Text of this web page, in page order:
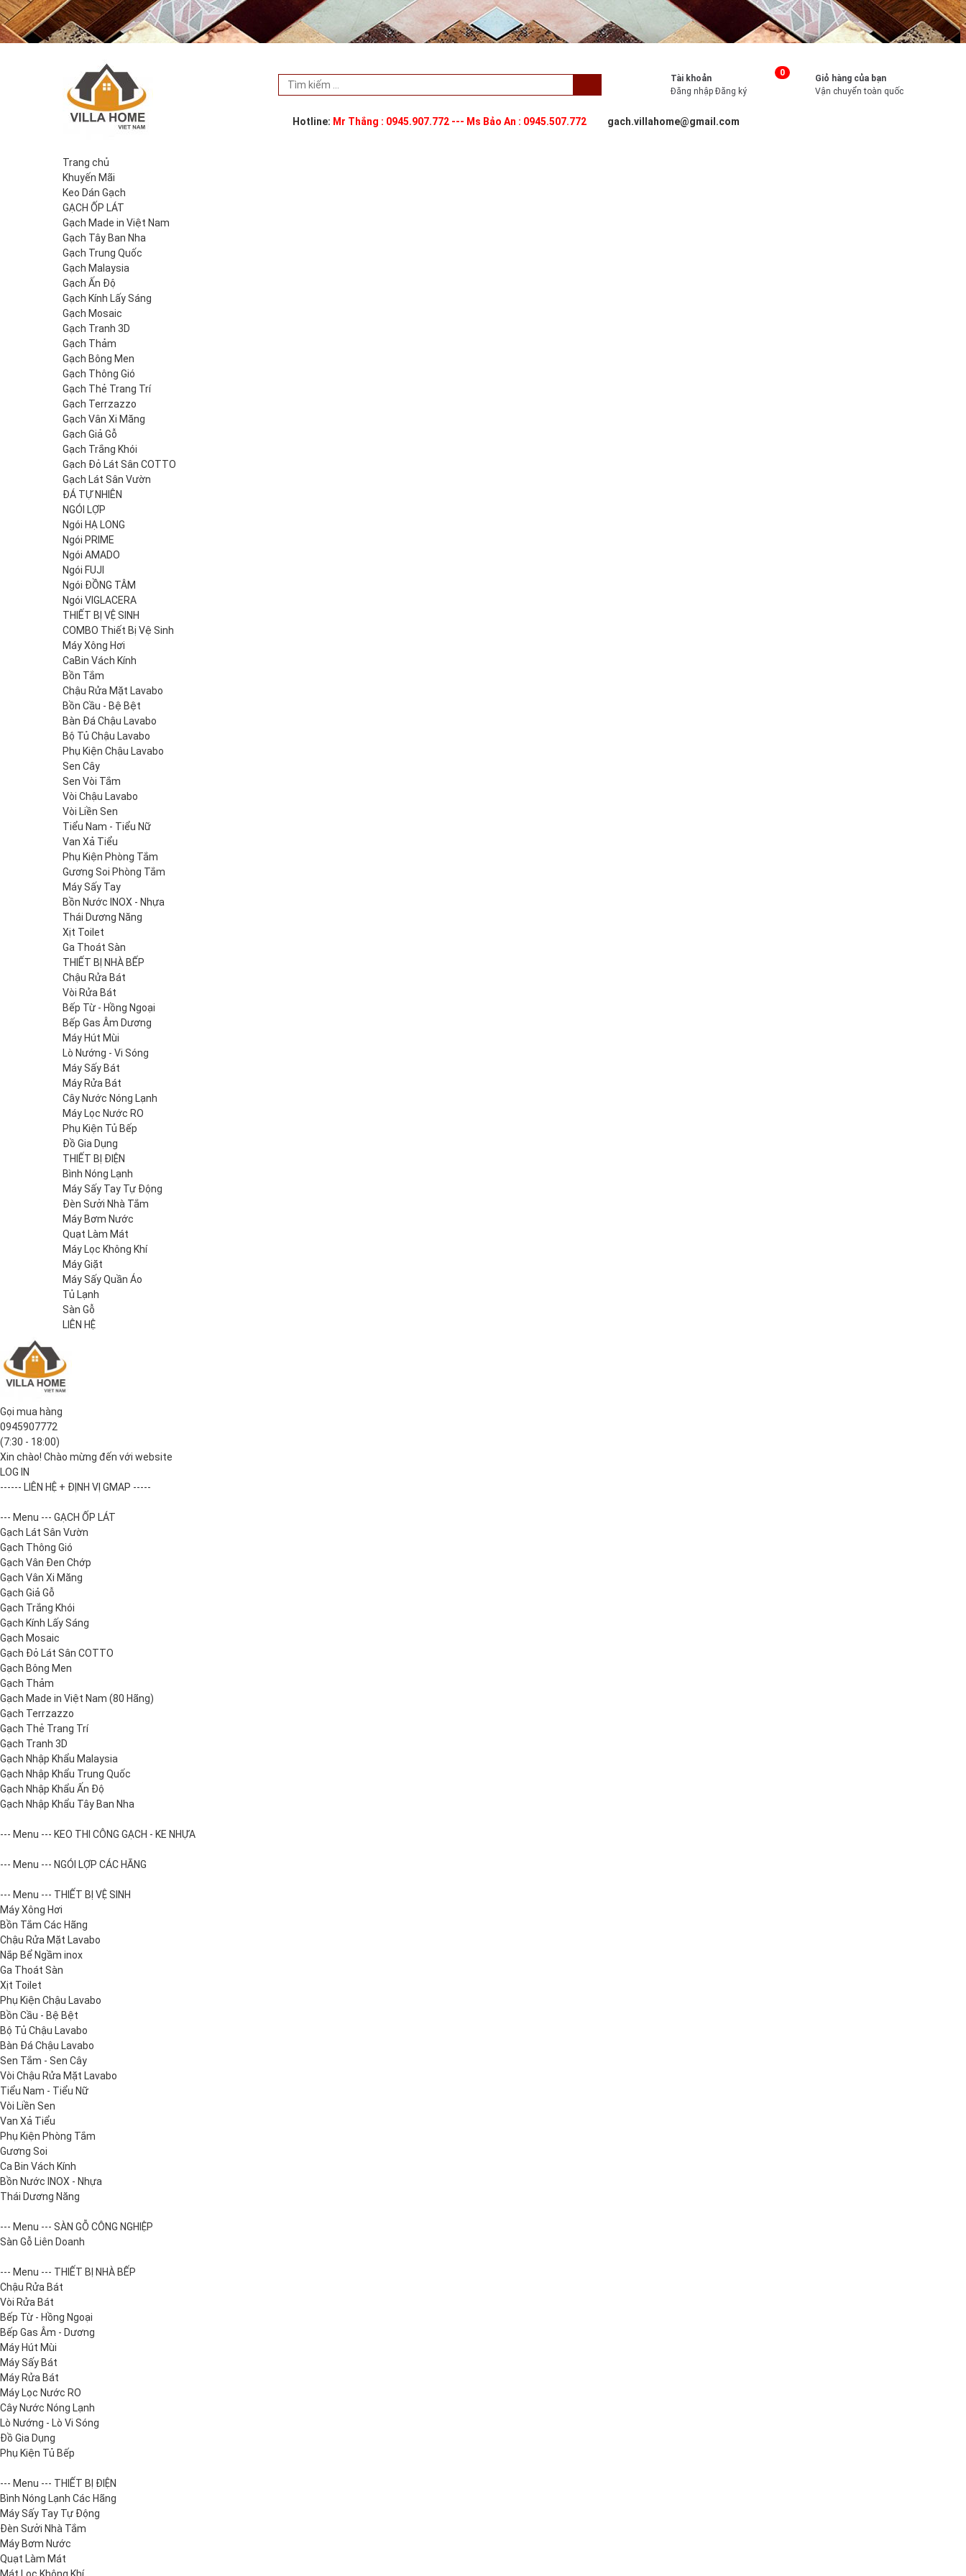
Tài khoản
Đăng nhập Đăng ký
0
Giỏ hàng của bạn
Vận chuyển toàn quốc
Hotline: Mr Thắng : 0945.907.772 --- Ms Bảo An : 0945.507.772 gach.villahome@gmail.com
Trang chủ
Khuyến Mãi
Keo Dán Gạch
GẠCH ỐP LÁT
Gạch Made in Việt Nam
Gạch Tây Ban Nha
Gạch Trung Quốc
Gạch Malaysia
Gạch Ấn Độ
Gạch Kính Lấy Sáng
Gạch Mosaic
Gạch Tranh 3D
Gạch Thảm
Gạch Bông Men
Gạch Thông Gió
Gạch Thẻ Trang Trí
Gạch Terrzazzo
Gạch Vân Xi Măng
Gạch Giả Gỗ
Gạch Trắng Khói
Gạch Đỏ Lát Sân COTTO
Gạch Lát Sân Vườn
ĐÁ TỰ NHIÊN
NGÓI LỢP
Ngói HẠ LONG
Ngói PRIME
Ngói AMADO
Ngói FUJI
Ngói ĐỒNG TÂM
Ngói VIGLACERA
THIẾT BỊ VỆ SINH
COMBO Thiết Bị Vệ Sinh
Máy Xông Hơi
CaBin Vách Kính
Bồn Tắm
Chậu Rửa Mặt Lavabo
Bồn Cầu - Bệ Bệt
Bàn Đá Chậu Lavabo
Bộ Tủ Chậu Lavabo
Phụ Kiện Chậu Lavabo
Sen Cây
Sen Vòi Tắm
Vòi Chậu Lavabo
Vòi Liền Sen
Tiểu Nam - Tiểu Nữ
Van Xả Tiểu
Phụ Kiện Phòng Tắm
Gương Soi Phòng Tắm
Máy Sấy Tay
Bồn Nước INOX - Nhựa
Thái Dương Năng
Xịt Toilet
Ga Thoát Sàn
THIẾT BỊ NHÀ BẾP
Chậu Rửa Bát
Vòi Rửa Bát
Bếp Từ - Hồng Ngoại
Bếp Gas Âm Dương
Máy Hút Mùi
Lò Nướng - Vi Sóng
Máy Sấy Bát
Máy Rửa Bát
Cây Nước Nóng Lạnh
Máy Lọc Nước RO
Phụ Kiện Tủ Bếp
Đồ Gia Dụng
THIẾT BỊ ĐIỆN
Bình Nóng Lạnh
Máy Sấy Tay Tự Động
Đèn Sưởi Nhà Tắm
Máy Bơm Nước
Quạt Làm Mát
Máy Lọc Không Khí
Máy Giặt
Máy Sấy Quần Áo
Tủ Lạnh
Sàn Gỗ
LIÊN HỆ
Gọi mua hàng
0945907772
(7:30 - 18:00)
Xin chào! Chào mừng đến với website
LOG IN
------ LIÊN HỆ + ĐỊNH VỊ GMAP -----
--- Menu --- GẠCH ỐP LÁT
Gạch Lát Sân Vườn
Gạch Thông Gió
Gạch Vân Đen Chớp
Gạch Vân Xi Măng
Gạch Giả Gỗ
Gạch Trắng Khói
Gạch Kính Lấy Sáng
Gạch Mosaic
Gạch Đỏ Lát Sân COTTO
Gạch Bông Men
Gạch Thảm
Gạch Made in Việt Nam (80 Hãng)
Gạch Terrzazzo
Gạch Thẻ Trang Trí
Gạch Tranh 3D
Gạch Nhập Khẩu Malaysia
Gạch Nhập Khẩu Trung Quốc
Gạch Nhập Khẩu Ấn Độ
Gạch Nhập Khẩu Tây Ban Nha
--- Menu --- KEO THI CÔNG GẠCH - KE NHỰA
--- Menu --- NGÓI LỢP CÁC HÃNG
--- Menu --- THIẾT BỊ VỆ SINH
Máy Xông Hơi
Bồn Tắm Các Hãng
Chậu Rửa Mặt Lavabo
Nắp Bể Ngầm inox
Ga Thoát Sàn
Xịt Toilet
Phụ Kiện Chậu Lavabo
Bồn Cầu - Bệ Bệt
Bộ Tủ Chậu Lavabo
Bàn Đá Chậu Lavabo
Sen Tắm - Sen Cây
Vòi Chậu Rửa Mặt Lavabo
Tiểu Nam - Tiểu Nữ
Vòi Liền Sen
Van Xả Tiểu
Phụ Kiện Phòng Tắm
Gương Soi
Ca Bin Vách Kính
Bồn Nước INOX - Nhựa
Thái Dương Năng
--- Menu --- SÀN GỖ CÔNG NGHIỆP
Sàn Gỗ Liên Doanh
--- Menu --- THIẾT BỊ NHÀ BẾP
Chậu Rửa Bát
Vòi Rửa Bát
Bếp Từ - Hồng Ngoại
Bếp Gas Âm - Dương
Máy Hút Mùi
Máy Sấy Bát
Máy Rửa Bát
Máy Lọc Nước RO
Cây Nước Nóng Lạnh
Lò Nướng - Lò Vi Sóng
Đồ Gia Dụng
Phụ Kiện Tủ Bếp
--- Menu --- THIẾT BỊ ĐIỆN
Bình Nóng Lạnh Các Hãng
Máy Sấy Tay Tự Động
Đèn Sưởi Nhà Tắm
Máy Bơm Nước
Quạt Làm Mát